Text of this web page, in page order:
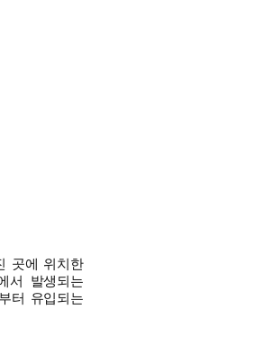
곳에 위치한
서 발생되는
터 유입되는